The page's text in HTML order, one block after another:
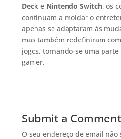
Decke Nintendo Switch, os
continuam a moldar o
apenas se adaptaram às
mas também redefiniram
jogos, tornando-se uma
gamer.
Submit a Comment
O seu endereço de email não